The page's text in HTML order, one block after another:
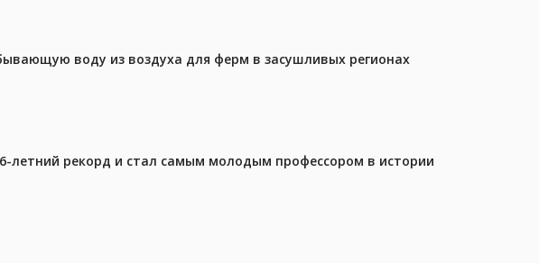
воду из воздуха для ферм в засушливых регионах
летний рекорд и стал самым молодым профессором в истории